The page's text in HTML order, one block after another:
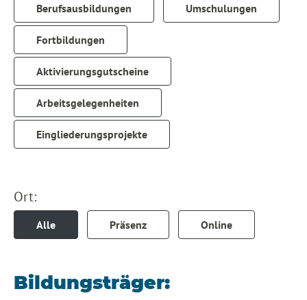
Berufsausbildungen Umschulungen
Fortbildungen
Aktivierungsgutscheine
Arbeitsgelegenheiten
Eingliederungsprojekte
Ort:
Alle Präsenz Online
Bildungsträger: